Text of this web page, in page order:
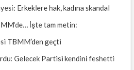
Erkeklere hak, kadına skandal
İşte tam metin:
TBMM’den geçti
Gelecek Partisi kendini feshetti